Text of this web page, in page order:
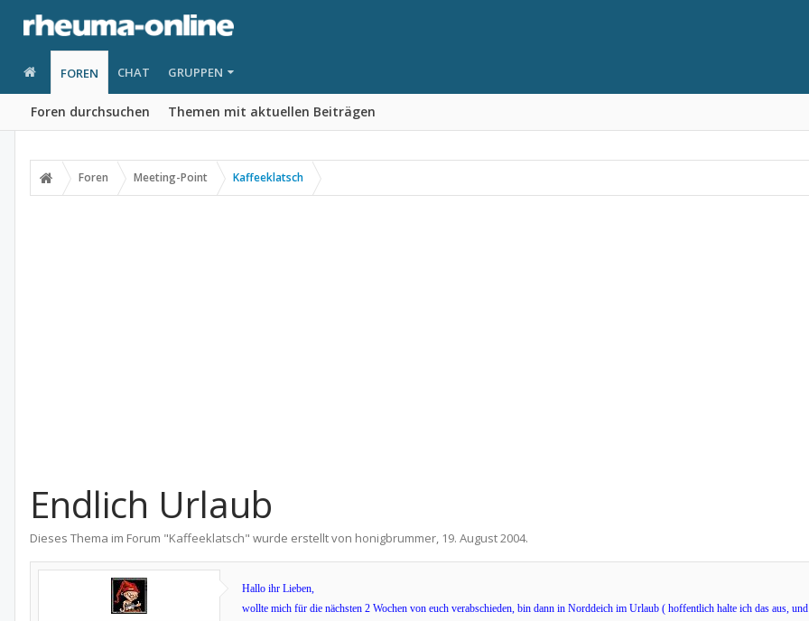
FOREN
Foren durchsuchen Themen mit aktuellen Beiträgen
CHAT GRUPPEN
Foren Meeting-Point Kaffeeklatsch
Endlich Urlaub
Dieses Thema im Forum "Kaffeeklatsch" wurde erstellt von honigbrummer, 19. August 2004.
Hallo ihr Lieben,
wollte mich für die nächsten 2 Wochen von euch verabschieden, bin dann in Norddeich im Urlaub ( hoffentlich halte ich das aus,